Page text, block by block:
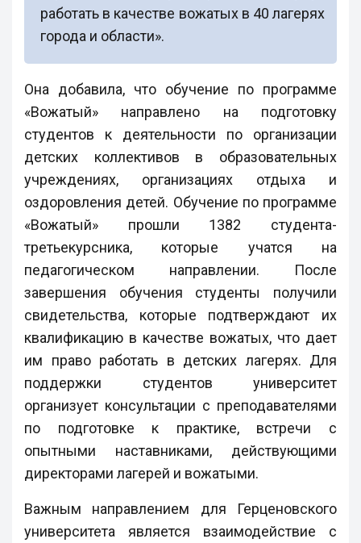
работать в качестве вожатых в 40 лагерях
города и области».
Она добавила, что обучение по программе
«Вожатый» направлено на подготовку
студентов к деятельности по организации
детских коллективов в образовательных
учреждениях, организациях отдыха и
оздоровления детей. Обучение по программе
«Вожатый» прошли 1382 студента-
третьекурсника, которые учатся на
педагогическом направлении. После
завершения обучения студенты получили
свидетельства, которые подтверждают их
квалификацию в качестве вожатых, что дает
им право работать в детских лагерях. Для
поддержки студентов университет
организует консультации с преподавателями
по подготовке к практике, встречи с
опытными наставниками, действующими
директорами лагерей и вожатыми.
Важным направлением для Герценовского
университета является взаимодействие с